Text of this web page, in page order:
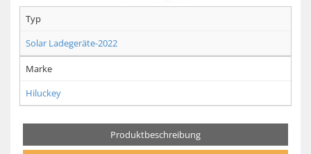
Typ
Solar Ladegeräte-2022
Marke
Hiluckey
Produktbeschreibung